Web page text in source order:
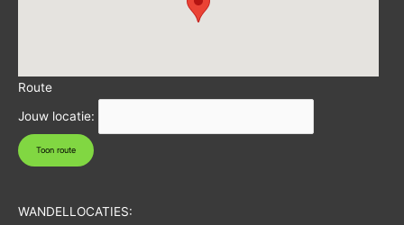
Route
Jouw locatie:
WANDELLOCATIES: